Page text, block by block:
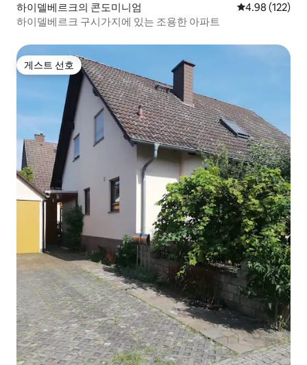
하이델베르크의 콘도미니엄 평점 4.98점(5
4.98 (122)
하이델베르크 구시가지에 있는 조용한 아파트
게스트 선호
게스트 선호